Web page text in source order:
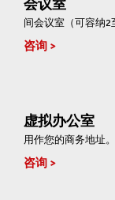
会议室
间会议室（可容纳2
咨询
虚拟办公室
用作您的商务地址。
咨询